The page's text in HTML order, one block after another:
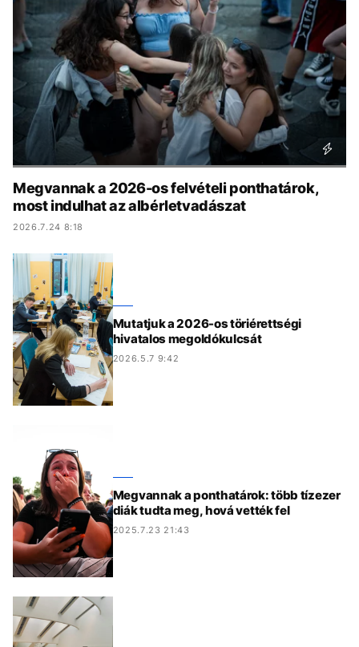
KÖZÉLET UTAZÁS
ÉLETMÓD DESIGN
BESZÉLGETÉSEK ARCOK
VIDEÓ TÖRTÉNETEK
GASZTRO
Megvannak a 2026-os felvételi ponthatárok,
most indulhat az albérletvadászat
2026.7.24 8:18
Mutatjuk a 2026-os töriérettségi
hivatalos megoldókulcsát
2026.5.7 9:42
Megvannak a ponthatárok: több tízezer
diák tudta meg, hová vették fel
2025.7.23 21:43